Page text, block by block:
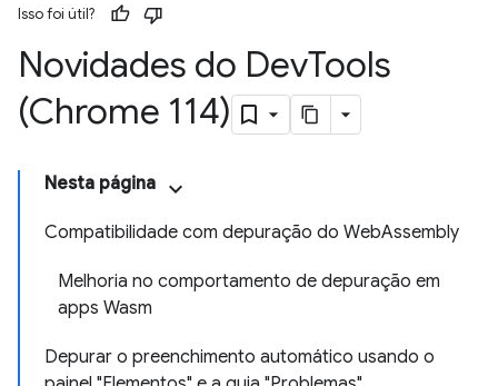
Isso foi útil?
Novidades do DevTools
(Chrome 114)
Nesta página
Compatibilidade com depuração do WebAssembly
Melhoria no comportamento de depuração em
apps Wasm
Depurar o preenchimento automático usando o